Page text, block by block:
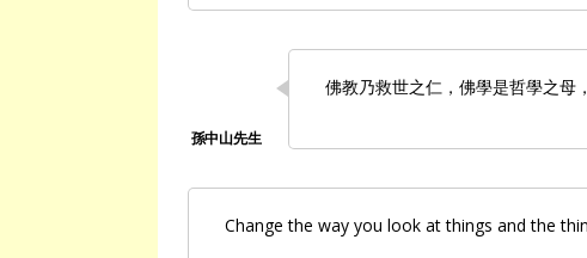
佛教乃救世之仁，佛學是哲學之母
Change the way you look at things and the